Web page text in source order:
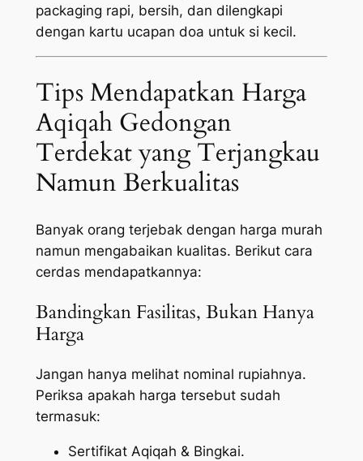
packaging rapi, bersih, dan dilengkapi
dengan kartu ucapan doa untuk si kecil.
Tips Mendapatkan Harga
Aqiqah Gedongan
Terdekat yang Terjangkau
Namun Berkualitas
Banyak orang terjebak dengan harga murah
namun mengabaikan kualitas. Berikut cara
cerdas mendapatkannya:
Bandingkan Fasilitas, Bukan Hanya
Harga
Jangan hanya melihat nominal rupiahnya.
Periksa apakah harga tersebut sudah
termasuk:
Sertifikat Aqiqah & Bingkai.